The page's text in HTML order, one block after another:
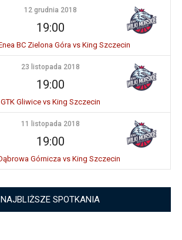
12 grudnia 2018
19:00
BC Zielona Góra vs King Szczecin
23 listopada 2018
19:00
GTK Gliwice vs King Szczecin
11 listopada 2018
19:00
Górnicza vs King Szczecin
NAJBLIŻSZE SPOTKANIA